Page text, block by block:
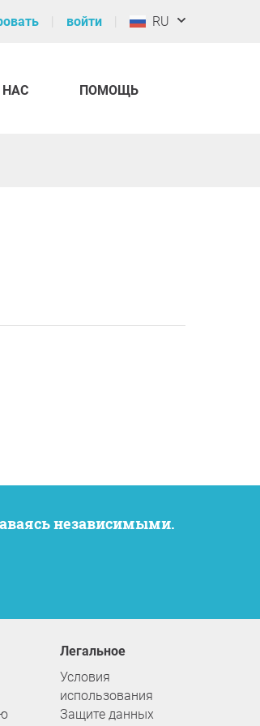
войти RU
НАС ПОМОЩЬ
независимыми.
Легальное
Условия
использования
Защите данных